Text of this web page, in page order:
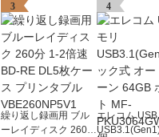
3
繰り返し録画用 ブル
ーレイディスク 260分
4
エレコム